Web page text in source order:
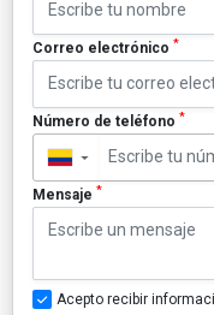
Correo electrónico *
Número de teléfono *
▼
Mensaje *
Acepto recibir